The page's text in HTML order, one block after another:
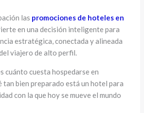
las promociones de hoteles en
en una decisión inteligente para
estratégica, conectada y alineada
viajero de alto perfil.
cuánto cuesta hospedarse en
tan bien preparado está un hotel para
con la que hoy se mueve el mundo